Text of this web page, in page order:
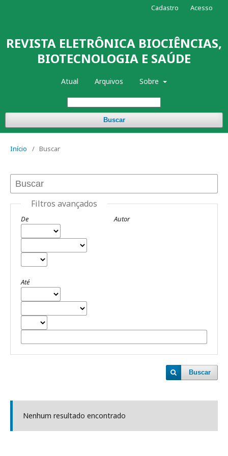
REVISTA ELETRÔNICA BIOCIÊNCIAS,
BIOTECNOLOGIA E SAÚDE
Atual Arquivos Sobre
Buscar
Cadastro Acesso
Início / Buscar
Filtros avançados
De
Até
Autor
Buscar
Nenhum resultado encontrado